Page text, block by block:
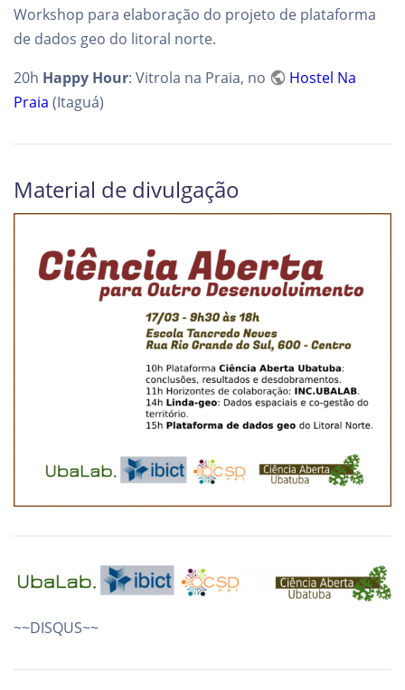
Workshop para elaboração do projeto de plataforma
de dados geo do litoral norte.
20h Happy Hour: Vitrola na Praia, no
Hostel Na
Praia (Itaguá)
Material de divulgação
~~DISQUS~~